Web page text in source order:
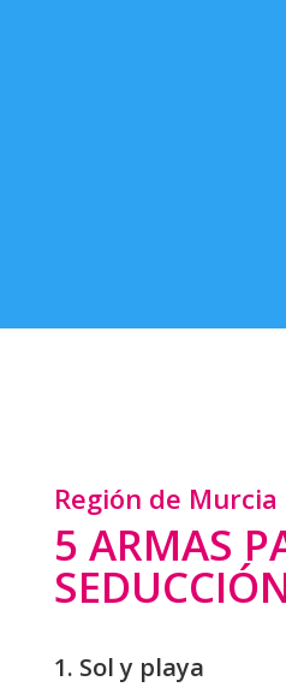
Región de Murcia
5 ARMAS
1. Sol y playa